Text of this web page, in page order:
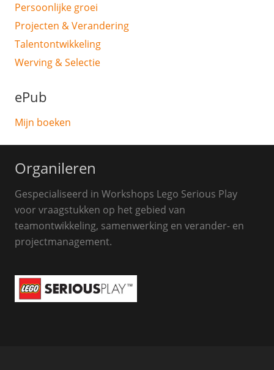
Persoonlijke groei
Projecten & Verandering
Talentontwikkeling
Werving & Selectie
ePub
Mijn boeken
Organileren
Gespecialiseerd in Workshops Lego Serious Play
voor vraagstukken op het gebied van
teamontwikkeling, samenwerking en verander- en
projectmanagement.